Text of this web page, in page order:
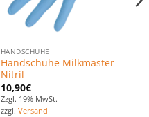
HANDSCHUHE
Handschuhe Milkmaster
Nitril
10,90€
Zzgl. 19% MwSt.
zzgl. Versand